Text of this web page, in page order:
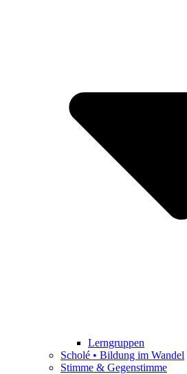
Lerngruppen
Scholé • Bildung im Wandel
Stimme & Gegenstimme